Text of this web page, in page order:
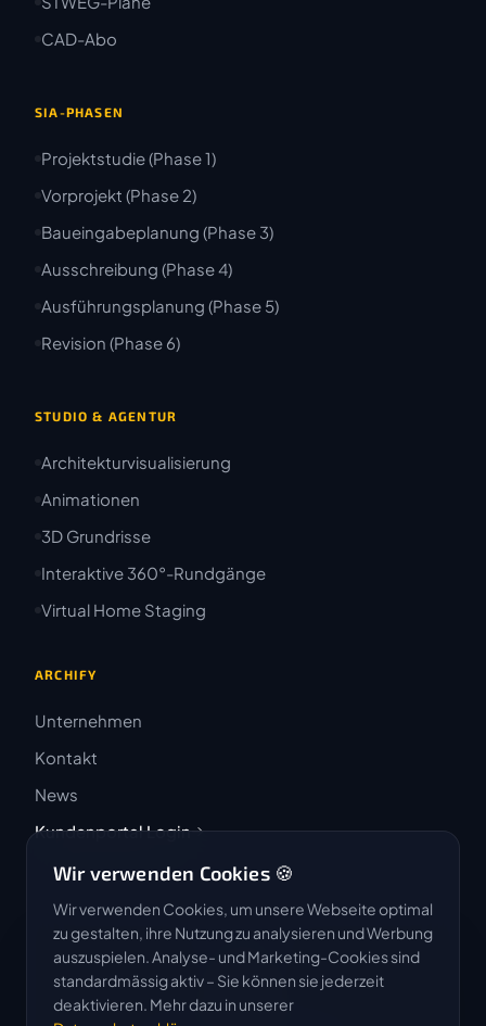
CAD-Abo
SIA-PHASEN
Projektstudie (Phase 1)
Vorprojekt (Phase 2)
Baueingabeplanung (Phase 3)
Ausschreibung (Phase 4)
Ausführungsplanung (Phase 5)
Revision (Phase 6)
STUDIO & AGENTUR
Architekturvisualisierung
Animationen
3D Grundrisse
Interaktive 360°-Rundgänge
Virtual Home Staging
ARCHIFY
Unternehmen
Kontakt
News
Kundenportal Login
4.9 / 5
★★★★★
Wir verwenden Cookies 🍪
Wir verwenden Cookies, um unsere Webseite optimal
zu gestalten, ihre Nutzung zu analysieren und Werbung
auszuspielen. Analyse- und Marketing-Cookies sind
standardmässig aktiv – Sie können sie jederzeit
deaktivieren. Mehr dazu in unserer